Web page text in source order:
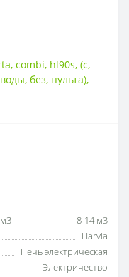
, combi, hl90s, (с,
воды, без, пульта),
8-14 м3
Harvia
Печь электрическая
Электричество